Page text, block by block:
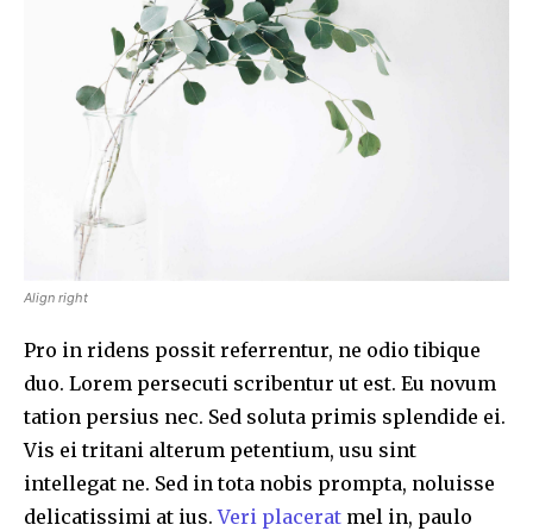
Align right
Pro in ridens possit referrentur, ne odio tibique
duo. Lorem persecuti scribentur ut est. Eu novum
tation persius nec. Sed soluta primis splendide ei.
Vis ei tritani alterum petentium, usu sint
intellegat ne. Sed in tota nobis prompta, noluisse
delicatissimi at ius.Veri placerat mel in, paulo